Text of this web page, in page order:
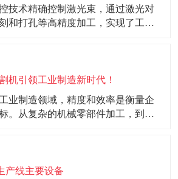
技术精确控制激光束，通过激光对
和打孔等高精度加工，实现了工业
实现微米级加工精度，满足高精度
保性：加工过程中
机引领工业制造新时代！
业制造领域，精度和效率是衡量企
。从复杂的机械零部件加工，到精
大的动力，成为推动工业制造升级
着工业制造技术的不断进步，产品
产线主要设备